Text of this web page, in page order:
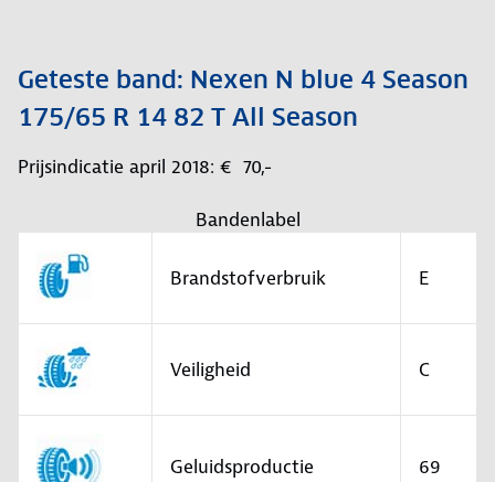
Geteste band: Nexen N blue 4 Season
175/65 R 14 82 T All Season
Prijsindicatie april 2018: € 70,-
Bandenlabel
Brandstofverbruik E
Veiligheid C
Geluidsproductie 69